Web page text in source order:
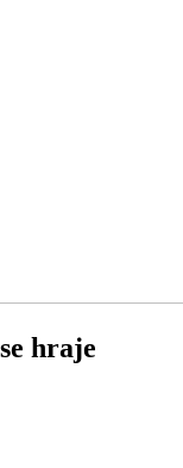
hraje